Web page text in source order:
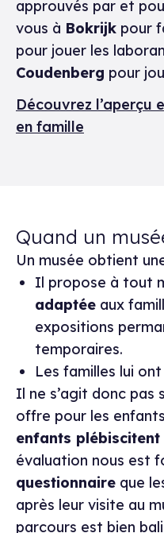
approuvés par et
vous à Bokrijk pour
pour jouer les
Coudenberg pour
Découvrez l’aperçu
en famille
Quand un
Un musée obtient
Il propose à tout
adaptée aux
expositions
temporaires.
Les familles lui
Il ne s’agit donc pas
offre pour les
enfants
évaluation nous est
questionnaire que
après leur visite au
parcours est bien